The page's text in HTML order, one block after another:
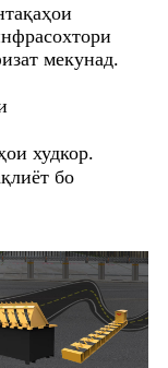
мекунад.
худкор.
бо